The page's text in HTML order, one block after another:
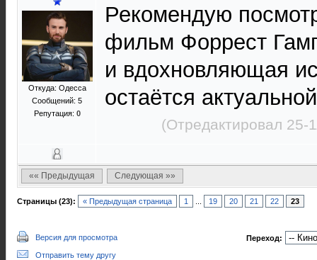
Откуда: Одесса
Сообщений: 5
Репутация: 0
Рекомендую
фильм Форрест
и вдохновляющая
остаётся
(Отредактировал 25-
«« Предыдущая Следующая »»
Страницы (23): « Предыдущая страница 1 19 20 21 22 23
Версия для просмотра
Отправить тему другу
Переход: